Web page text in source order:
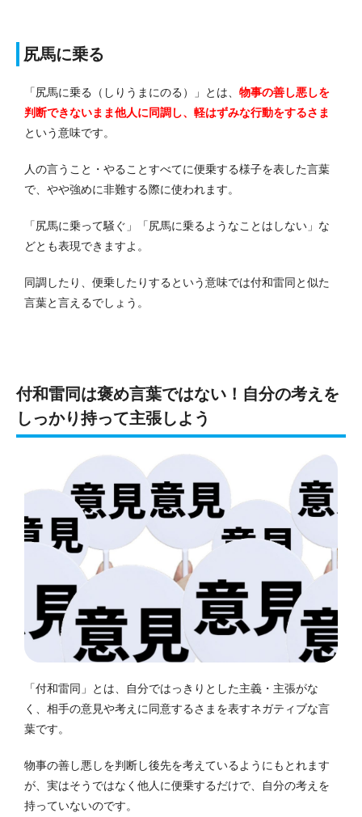
尻馬に乗る
「尻馬に乗る（しりうまにのる）」とは、 物事の善し悪しを
判断できないまま他人に同調し、軽はずみな行動をするさま
という意味です。
人の言うこと・やることすべてに便乗する様子を表した言葉
で、やや強めに非難する際に使われます。
「尻馬に乗って騒ぐ」「尻馬に乗るようなことはしない」な
どとも表現できますよ。
同調したり、便乗したりするという意味では付和雷同と似た
言葉と言えるでしょう。
付和雷同は褒め言葉ではない！自分の考えを
しっかり持って主張しよう
「付和雷同」とは、自分ではっきりとした主義・主張がな
く、相手の意見や考えに同意するさまを表すネガティブな言
葉です。
物事の善し悪しを判断し後先を考えているようにもとれます
が、実はそうではなく他人に便乗するだけで、自分の考えを
持っていないのです。